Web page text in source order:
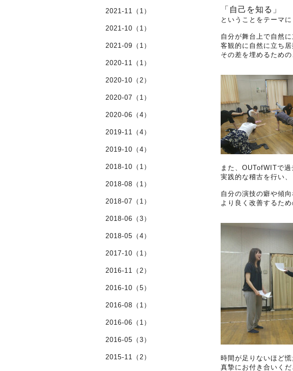
「自己を知る」
ということをテーマに
自分が舞台上で自然
客観的に自然に立ち
その差を埋めるため
また、OUTofWITで
実践的な稽古を行い、
自分の演技の癖や傾向
より良く改善するた
時間が足りないほど
真摯にお付き合いく
2021-11（1）
2021-10（1）
2021-09（1）
2020-11（1）
2020-10（2）
2020-07（1）
2020-06（4）
2019-11（4）
2019-10（4）
2018-10（1）
2018-08（1）
2018-07（1）
2018-06（3）
2018-05（4）
2017-10（1）
2016-11（2）
2016-10（5）
2016-08（1）
2016-06（1）
2016-05（3）
2015-11（2）